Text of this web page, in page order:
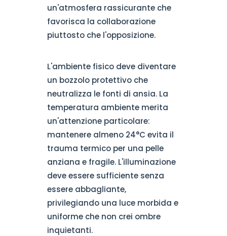
un'atmosfera rassicurante che
favorisca la collaborazione
piuttosto che l'opposizione.
L'ambiente fisico deve diventare
un bozzolo protettivo che
neutralizza le fonti di ansia. La
temperatura ambiente merita
un'attenzione particolare:
mantenere almeno 24°C evita il
trauma termico per una pelle
anziana e fragile. L'illuminazione
deve essere sufficiente senza
essere abbagliante,
privilegiando una luce morbida e
uniforme che non crei ombre
inquietanti.